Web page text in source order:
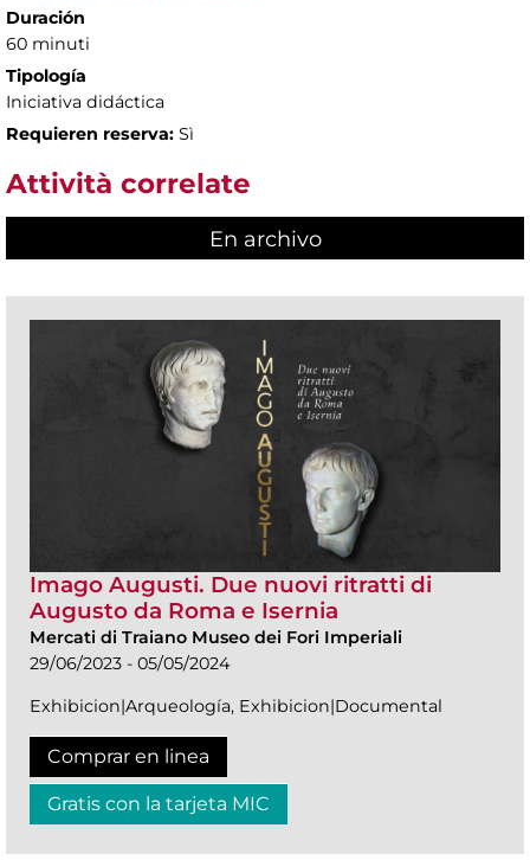
Duración
60 minuti
Tipología
Iniciativa didáctica
Requieren reserva: Sì
Attività correlate
En archivo
Imago Augusti. Due nuovi ritratti di
Augusto da Roma e Isernia
Mercati di Traiano Museo dei Fori Imperiali
29/06/2023 - 05/05/2024
Exhibicion|Arqueología, Exhibicion|Documental
Comprar en linea
Gratis con la tarjeta MIC